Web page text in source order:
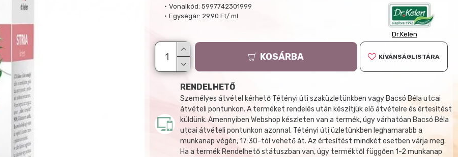
Vonalkód: 5997742301999
Egységár: 29.90 Ft/ ml
Dr.Kelen
KOSÁRBA KÍVÁNSÁGLISTÁRA
RENDELHETŐ
Személyes átvétel kérhető Tétényi úti szaküzletünkben vagy Bacsó Béla utcai
átvételi pontunkon. A terméket rendelés után készítjük elő átvételre és értesítést
küldünk. Amennyiben Webshop készleten van a termék, úgy várhatóan Bacsó Béla
utcai átvételi pontunkon azonnal, Tétényi úti üzletünkben leghamarabb a
munkanap végén, 17:30-tól vehető át. Az értesítést mindkét esetben várja meg.
Ha a termék Rendelhető státuszban van, úgy terméktől függően 1-2 munkanap